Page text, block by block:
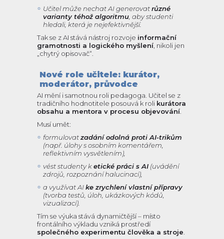
Učitel může nechat AI generovatrůzné
varianty téhož algoritmu , aby studenti
hledali, která je nejefektivnější.
Tak se z AI stává nástroj rozvoje informační
gramotnosti a logického myšlení , nikoli jen
„chytrý opisovač“.
Nové role učitele: kurátor,
moderátor, průvodce
AI mění i samotnou roli pedagoga. Učitel se z
tradičního hodnotitele posouvá k roli kurátora
obsahu a mentora v procesu objevování
Musí umět:
formulovatzadání odolná proti AI-trikům
(např. úlohy s osobním komentářem,
reflektivním vysvětlením),
vést studenty ketické práci s AI (uvádění
zdrojů, rozpoznání halucinací),
a využívat AIke zrychlení vlastní přípravy
(tvorba testů, úloh, ukázkových kódů,
vizualizací).
Tím se výuka stává dynamičtější – místo
frontálního výkladu vzniká prostředí
společného experimentu člověka a stroje